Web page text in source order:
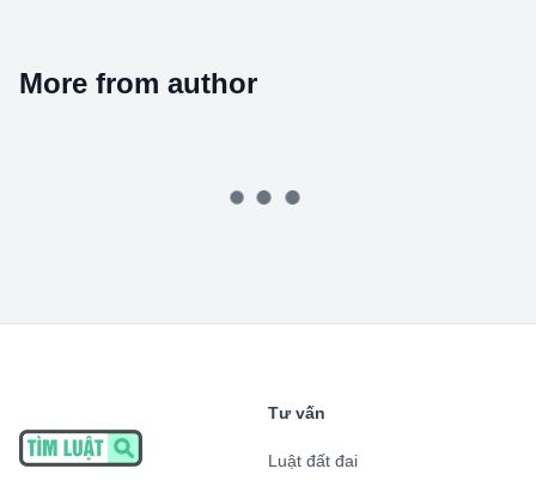
More from author
Tư vấn
Luật đất đai